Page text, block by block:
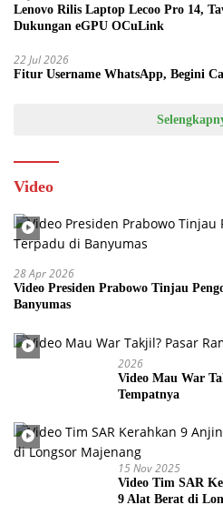
Lenovo Rilis Laptop Lecoo Pro 14,
Dukungan eGPU OCuLink
22 Jul 2026
Fitur Username WhatsApp, Begini
Video
28 Apr 2026
Video Presiden Prabowo Tinjau
Banyumas
2026
Video Mau War
Tempatnya
15 Nov 2025
Video Tim SAR
9 Alat Berat di